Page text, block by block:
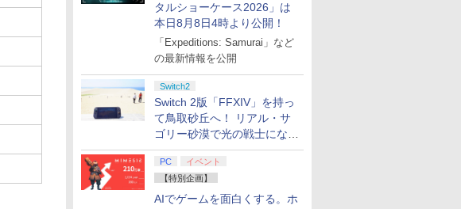
タルショーケース2026」は
本日8月8日4時より公開！
「Expeditions: Samurai」など
の最新情報を公開
Switch2
Switch 2版「FFXIV」を持っ
て鳥取砂丘へ！ リアル・サ
ゴリー砂漠で光の戦士になっ
てみた
PC
イベント
【特別企画】
AIでゲームを面白くする。ホ